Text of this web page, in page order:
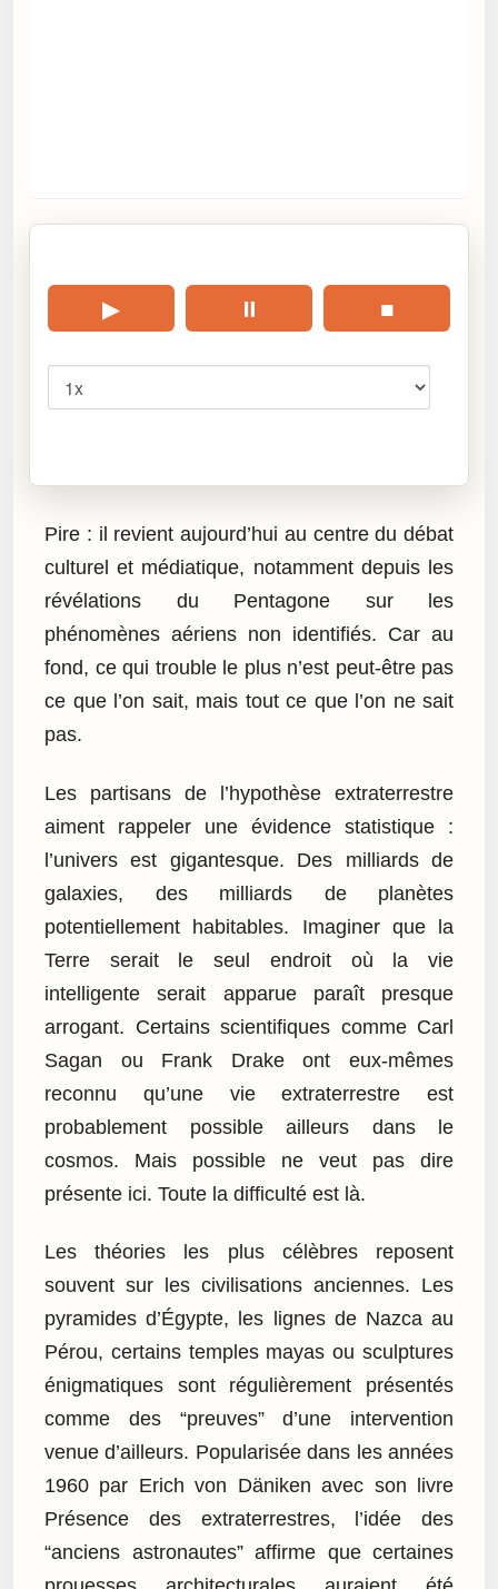
▶ ⏸ ■
Pire : il revient aujourd’hui au centre du débat
culturel et médiatique, notamment depuis les
révélations du Pentagone sur les
phénomènes aériens non identifiés. Car au
fond, ce qui trouble le plus n’est peut-être pas
ce que l’on sait, mais tout ce que l’on ne sait
pas.
Les partisans de l’hypothèse extraterrestre
aiment rappeler une évidence statistique :
l’univers est gigantesque. Des milliards de
galaxies, des milliards de planètes
potentiellement habitables. Imaginer que la
Terre serait le seul endroit où la vie
intelligente serait apparue paraît presque
arrogant. Certains scientifiques comme Carl
Sagan ou Frank Drake ont eux-mêmes
reconnu qu’une vie extraterrestre est
probablement possible ailleurs dans le
cosmos. Mais possible ne veut pas dire
présente ici. Toute la difficulté est là.
Les théories les plus célèbres reposent
souvent sur les civilisations anciennes. Les
pyramides d’Égypte, les lignes de Nazca au
Pérou, certains temples mayas ou sculptures
énigmatiques sont régulièrement présentés
comme des “preuves” d’une intervention
venue d’ailleurs. Popularisée dans les années
1960 par Erich von Däniken avec son livre
Présence des extraterrestres, l’idée des
“anciens astronautes” affirme que certaines